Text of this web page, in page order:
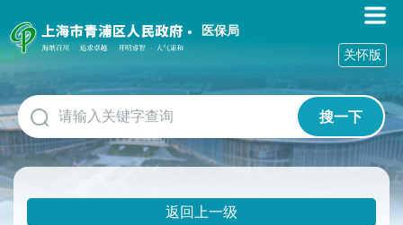
障
碍
作
说
明
跳
到
网
医保局
搜一下
关怀版
返回上一级